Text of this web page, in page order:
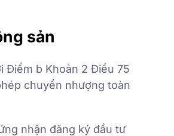
sản
Điểm b Khoản 2 Điều 75
chuyển nhượng toàn
nhận đăng ký đầu tư